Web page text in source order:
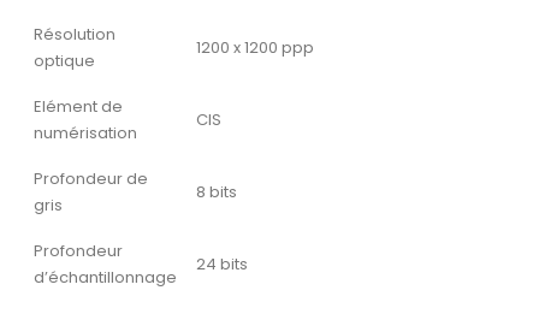
Résolution
optique
1200 x 1200 ppp
Elément de
numérisation
CIS
Profondeur de
gris
8 bits
Profondeur
d’échantillonnage
24 bits